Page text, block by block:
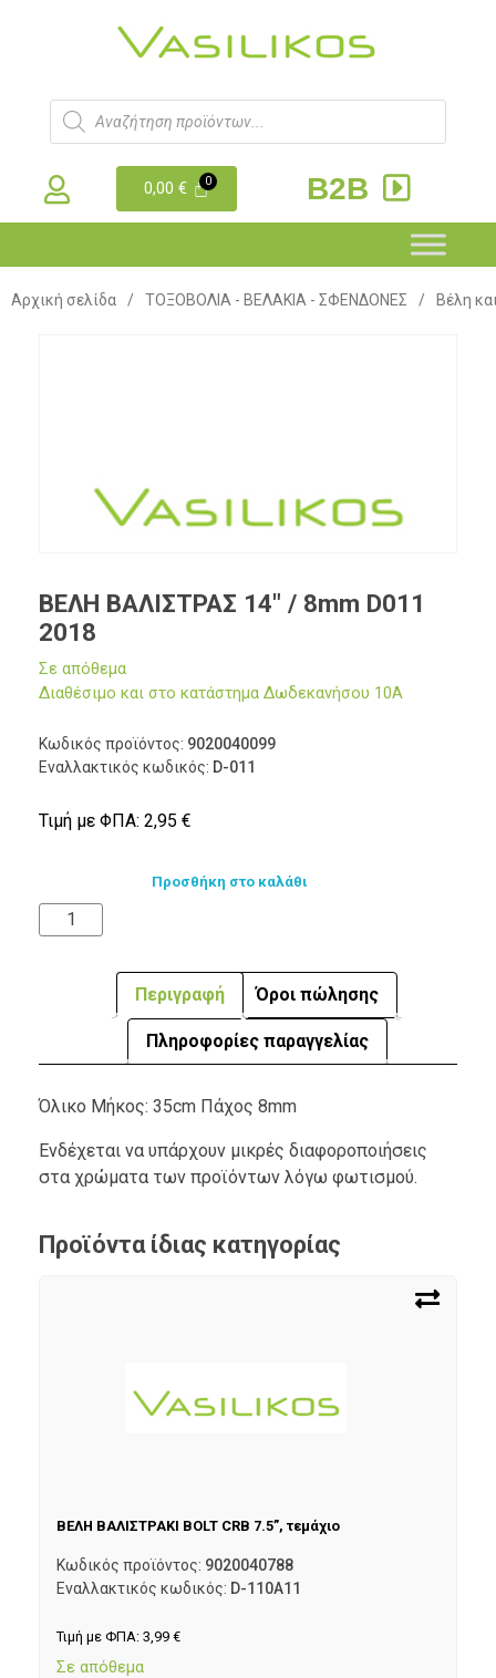
0,00€ B2B
Αρχική σελίδα / ΤΟΞΟΒΟΛΙΑ - ΒΕΛΑΚΙΑ - ΣΦΕΝΔΟΝΕΣ / Βέλη
ΒΕΛΗ ΒΑΛΙΣΤΡΑΣ 14″ / 8mm D011
2018
Σε απόθεμα
Διαθέσιμο και στο κατάστημα Δωδεκανήσου 10Α
Κωδικός προϊόντος: 9020040099
Εναλλακτικός κωδικός: D-011
Τιμή με ΦΠΑ: 2,95 €
Προσθήκη στο καλάθι
Περιγραφή Όροι πώλησης
Πληροφορίες παραγγελίας
Όλικο Μήκος: 35cm Πάχος 8mm
Ενδέχεται να υπάρχουν μικρές διαφοροποιήσεις
στα χρώματα των προϊόντων λόγω φωτισμού.
Προϊόντα ίδιας κατηγορίας
ΒΕΛΗ ΒΑΛΙΣΤΡΑΚΙ BOLT CRB 7.5”, τεμάχιο
Κωδικός προϊόντος: 9020040788
Εναλλακτικός κωδικός: D-110A11
Τιμή με ΦΠΑ: 3,99 €
Σε απόθεμα